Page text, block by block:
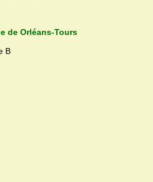
de Orléans-Tours
B